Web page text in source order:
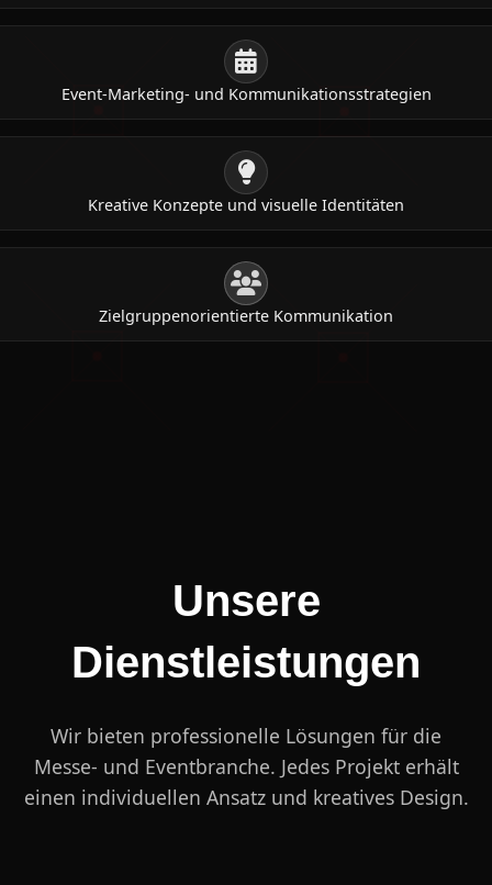
Event-Marketing- und Kommunikationsstrategien
Kreative Konzepte und visuelle Identitäten
Zielgruppenorientierte Kommunikation
Unsere
Dienstleistungen
Wir bieten professionelle Lösungen für die
Messe- und Eventbranche. Jedes Projekt erhält
einen individuellen Ansatz und kreatives Design.